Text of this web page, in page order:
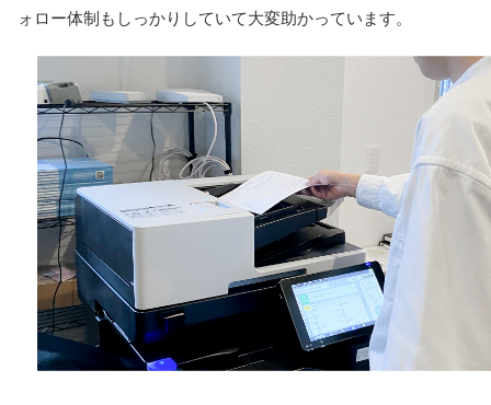
ォロー体制もしっかりしていて大変助かっています。